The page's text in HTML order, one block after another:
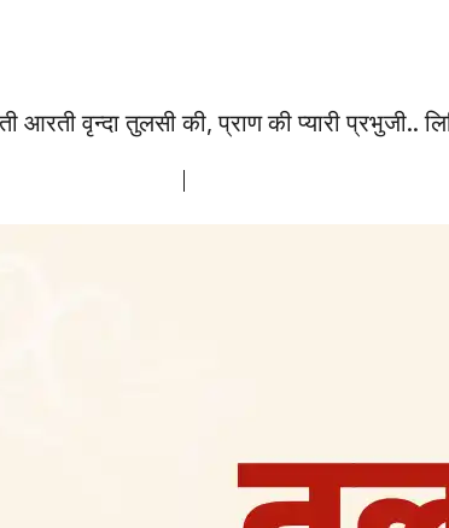
वृन्दा तुलसी की, प्राण की प्यारी प्रभुजी..